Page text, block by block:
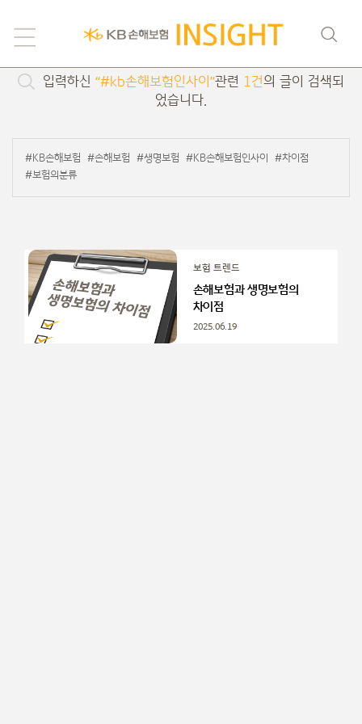
입력하신 “#kb손해보험인사이”관련 1건의 글이 검색되
었습니다.
#KB손해보험 #손해보험 #생명보험 #KB손해보험인사이 #차이점
#보험의분류
보험 트렌드
손해보험과 생명보험의
차이점
2025.06.19